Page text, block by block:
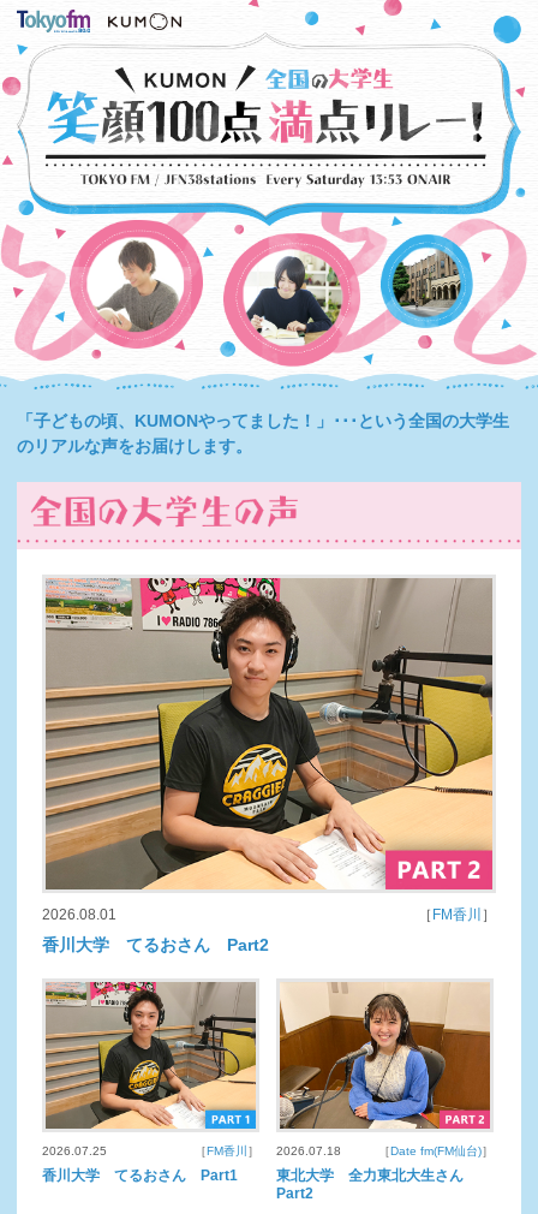
「子どもの頃、KUMONやってました！」･･･という全国の大学生
のリアルな声をお届けします。
2026.08.01 ［ FM香川 ］
香川大学 てるおさん Part2
2026.07.25 ［FM香川 ］
香川大学 てるおさん Part1
2026.07.18 ［Date fm(FM仙台)］
東北大学 全力東北大生さん
Part2